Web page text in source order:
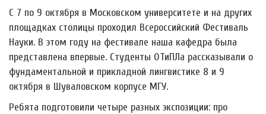
С 7 по 9 октября в Московском университете и на других
площадках столицы проходил Всероссийский Фестиваль
Науки. В этом году на фестивале наша кафедра была
представлена впервые. Студенты ОТиПЛа рассказывали о
фундаментальной и прикладной лингвистике 8 и 9
октября в Шуваловском корпусе МГУ.
Ребята подготовили четыре разных экспозиции: про